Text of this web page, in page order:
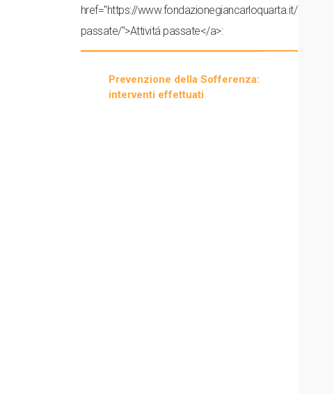
href="https://www.fondazionegiancarloquarta.it/
passate/">Attivitá passate</a>:
Prevenzione della Sofferenza:
interventi effettuati